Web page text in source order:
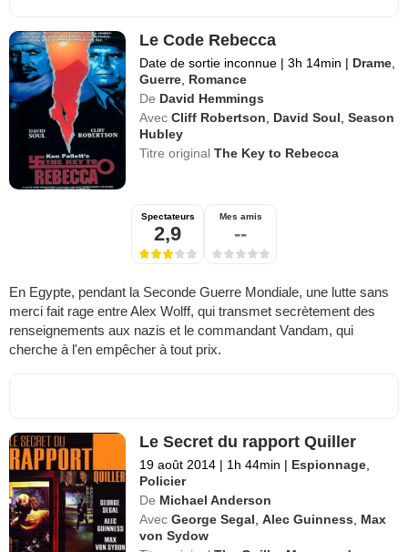
Le Code Rebecca
Date de sortie inconnue | 3h 14min | Drame
Guerre Romance
De David Hemmings
Avec Cliff Robertson David Soul ,Season
Hubley
Titre originalThe Key to Rebecca
Spectateurs
2,9
Mes amis
--
En Egypte, pendant la Seconde Guerre Mondiale, une lutte sans
merci fait rage entre Alex Wolff, qui transmet secrètement des
renseignements aux nazis et le commandant Vandam, qui
cherche à l'en empêcher à tout prix.
Le Secret du rapport Quiller
19 août 2014 | 1h 44min | Espionnage
Policier
De Michael Anderson
Avec George Segal ,Alec Guinness
Max
von Sydow